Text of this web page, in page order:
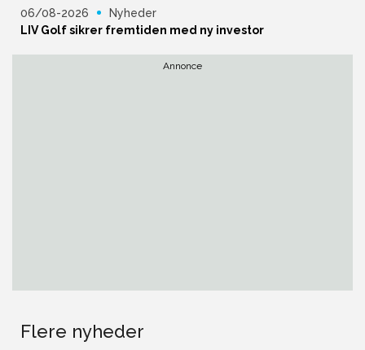
06/08-2026
Nyheder
LIV Golf sikrer fremtiden med ny investor
Annonce
Flere nyheder